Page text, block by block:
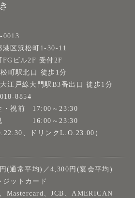
0013
港区浜松町1-30-11
FGビル2F 受付2F
町駅北口 徒歩1分
江戸線大門駅B3番出口 徒歩1分
8854
・祝前 17:00～23:30
16:00～23:30
、ドリンクL.O.23:00）
(通常平均)／4,300円(宴会平均)
ットカード
Mastercard、JCB、AMERICAN